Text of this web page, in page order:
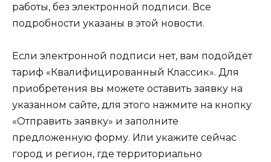
работы, без электронной подписи. Все
подробности указаны в этой новости.
Если электронной подписи нет, вам подойдёт
тариф «Квалифицированный Классик». Для
приобретения вы можете оставить заявку на
указанном сайте, для этого нажмите на кнопку
«Отправить заявку» и заполните
предложенную форму. Или укажите сейчас
город и регион, где территориально